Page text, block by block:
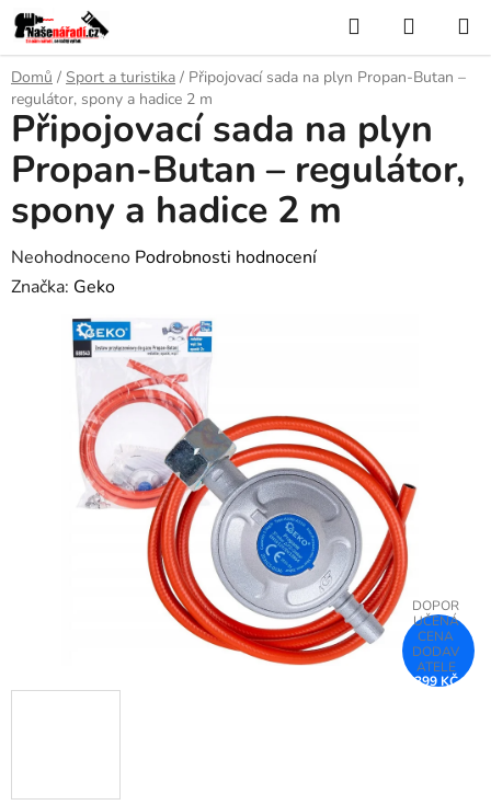
Přejít
na
obsah
Hledat
KOŠÍK
Domů / Sport a turistika / Připojovací sada na plyn Propan-Butan –
regulátor, spony a hadice 2 m
Připojovací sada na plyn
Propan-Butan – regulátor,
spony a hadice 2 m
Průměrné
hodnocení
produktu
hvězdiček.
Neohodnoceno Podrobnosti hodnocení
Značka: Geko
399 KČ